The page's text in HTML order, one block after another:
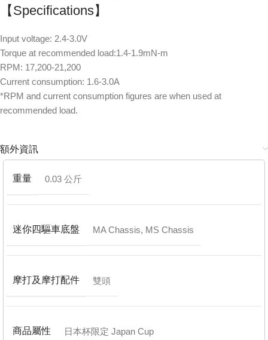
【Specifications】
Input voltage: 2.4-3.0V
Torque at recommended load:1.4-1.9mN-m
RPM: 17,200-21,200
Current consumption: 1.6-3.0A
*RPM and current consumption figures are when used at
recommended load.
額外資訊
重量 0.03 公斤
迷你四驅車底盤 MA Chassis, MS Chassis
摩打及摩打配件 雙頭
商品屬性 日本杯限定 Japan Cup